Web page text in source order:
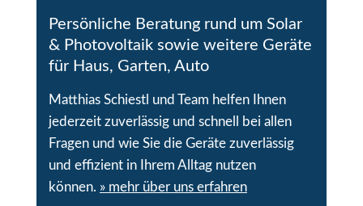
Persönliche Beratung rund um Solar
& Photovoltaik sowie weitere Geräte
für Haus, Garten, Auto
Matthias Schiestl und Team helfen Ihnen
jederzeit zuverlässig und schnell bei allen
Fragen und wie Sie die Geräte zuverlässig
und effizient in Ihrem Alltag nutzen
können. » mehr über uns erfahren